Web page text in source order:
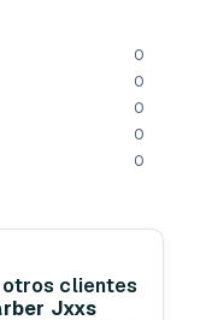
0
0
0
0
0
clientes
Jxxs